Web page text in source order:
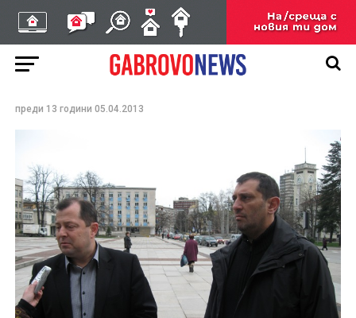
БСП внесе кандидат –
депутатската си листа в
РИК
преди 13 години 05.04.2013